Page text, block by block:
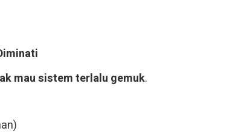
mau sistem terlalu gemuk.